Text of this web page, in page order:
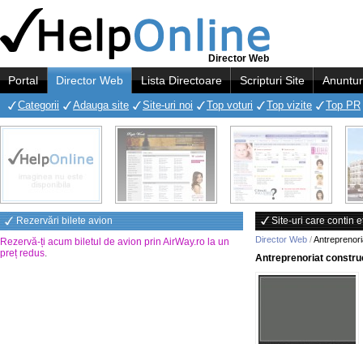
Director Web
Portal Director Web Lista Directoare Scripturi Site
Categorii Adauga site Site-uri noi Top voturi Top vizite Top PR
Rezervări bilete avion
Rezervă-ți acum biletul de avion prin AirWay.ro la un
preț redus.
Site-uri care contin
Director Web /
Antreprenoriat